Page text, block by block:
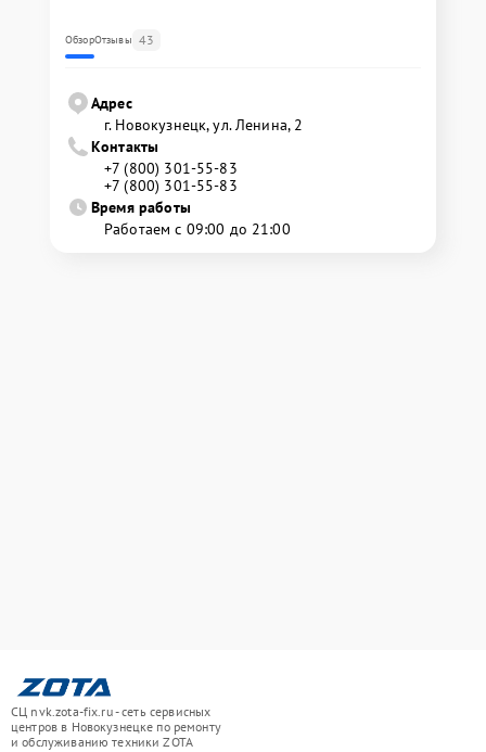
ОбзорОтзывы 43
Адрес
г. Новокузнецк, ул. Ленина, 2
Контакты
+7 (800) 301-55-83
+7 (800) 301-55-83
Время работы
Работаем с 09:00 до 21:00
СЦ nvk.zota-fix.ru - сеть сервисных
центров в Новокузнецке по ремонту
и обслуживанию техники ZOTA